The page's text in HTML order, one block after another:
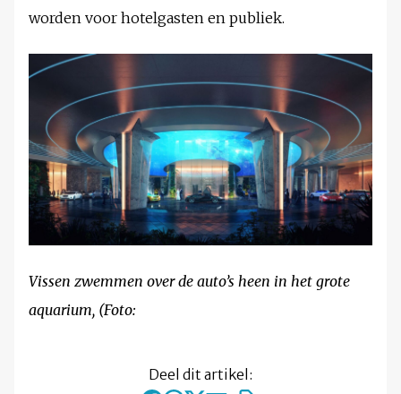
worden voor hotelgasten en publiek.
Vissen zwemmen over de auto’s heen in het grote
aquarium, (Foto:
Deel dit artikel: